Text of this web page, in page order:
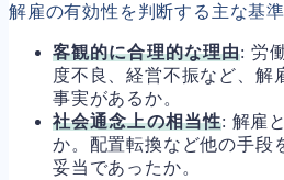
解雇の有効性を判断する主な基準
客観的に合理的な理由: 労
度不良、経営不振など、解
事実があるか。
社会通念上の相当性: 解雇
か。配置転換など他の手段
妥当であったか。